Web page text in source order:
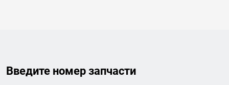
Введите номер запчасти